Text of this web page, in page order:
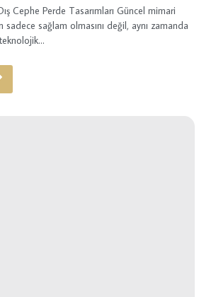
Cephe Perde Tasarımları Güncel mimari
sadece sağlam olmasını değil, aynı zamanda